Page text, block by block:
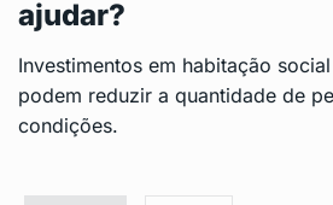
ajudar?
Investimentos em habitação
podem reduzir a quantidade de
condições.